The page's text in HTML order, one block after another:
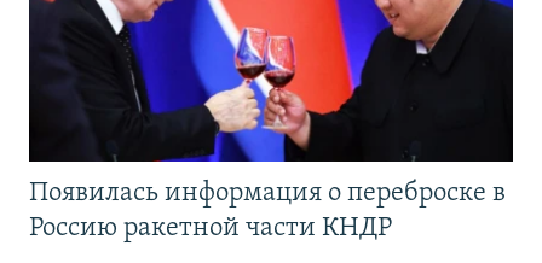
Появилась информация о переброске в
Россию ракетной части КНДР